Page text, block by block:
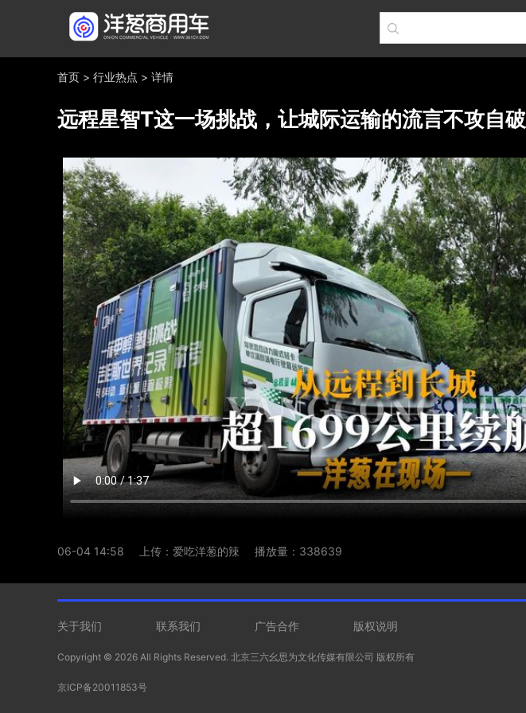
首页 > 行业热点 > 详情
远程星智T这一场挑战，让城际运输的流言不攻自破
06-04 14:58 上传：爱吃洋葱的辣 播放量：338639
关于我们 联系我们 广告合作 版权说明
Copyright © 2026 All Rights Reserved. 北京三六幺思为文化传媒有限公司 版权所有
京ICP备20011853号